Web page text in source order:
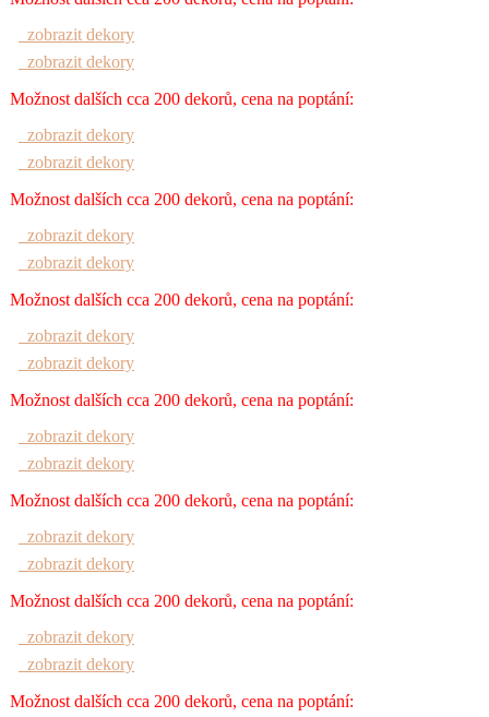
zobrazit dekory
zobrazit dekory
Možnost dalších cca 200 dekorů, cena na poptání:
zobrazit dekory
zobrazit dekory
Možnost dalších cca 200 dekorů, cena na poptání:
zobrazit dekory
zobrazit dekory
Možnost dalších cca 200 dekorů, cena na poptání:
zobrazit dekory
zobrazit dekory
Možnost dalších cca 200 dekorů, cena na poptání:
zobrazit dekory
zobrazit dekory
Možnost dalších cca 200 dekorů, cena na poptání:
zobrazit dekory
zobrazit dekory
Možnost dalších cca 200 dekorů, cena na poptání:
zobrazit dekory
zobrazit dekory
Možnost dalších cca 200 dekorů, cena na poptání: